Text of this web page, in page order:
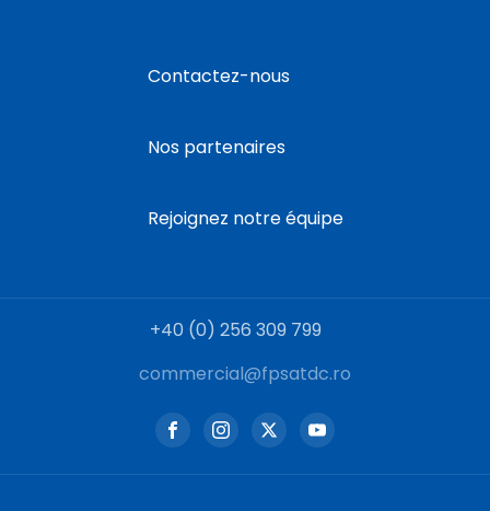
Contactez-nous
Nos partenaires
Rejoignez notre équipe
+40 (0) 256 309 799
commercial@fpsatdc.ro